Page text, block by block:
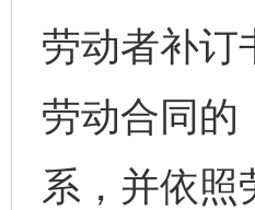
劳动者补订
劳动合同的
系，并依照